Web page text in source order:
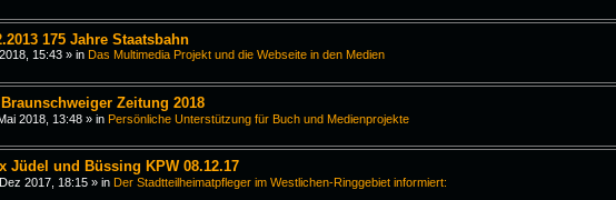
175 Jahre Staatsbahn
15:43» in Das Multimedia Projekt und die Webseite in den Medien
Zeitung 2018
2018, 13:48» in Persönliche Unterstützung für Buch und Medienprojekte
Jüdel und Büssing KPW 08.12.17
2017, 18:15» in Der Stadtteilheimatpfleger im Westlichen-Ringgebiet informiert: